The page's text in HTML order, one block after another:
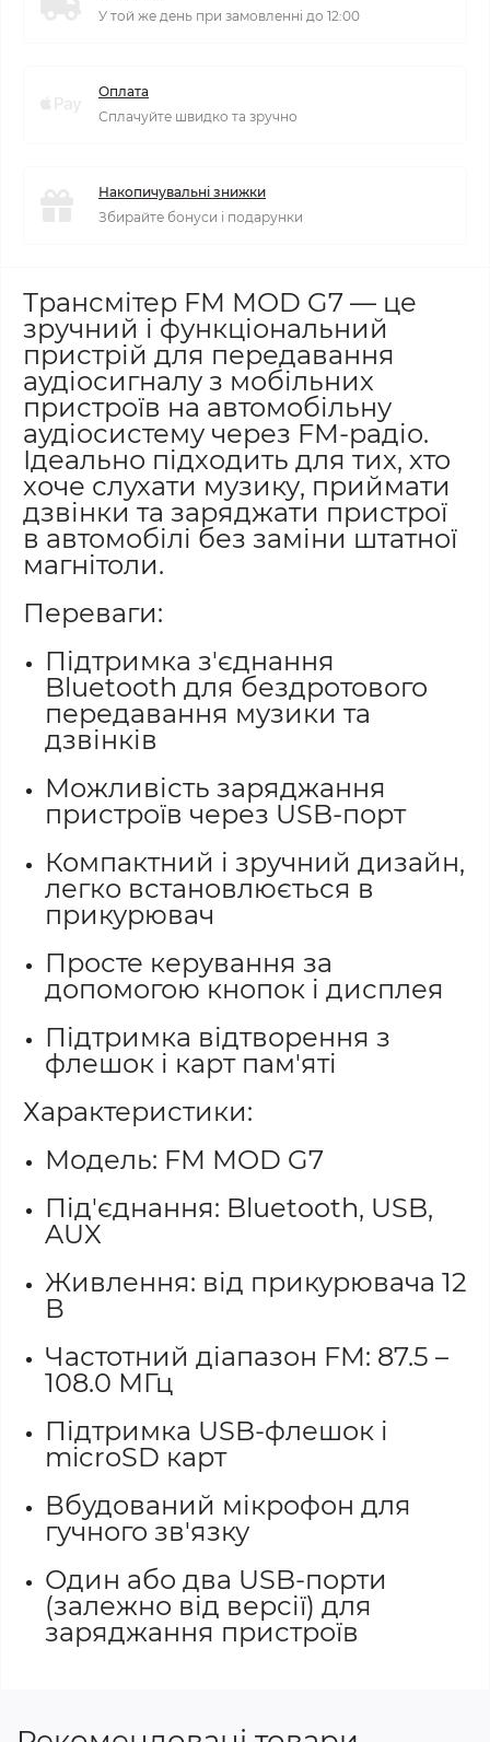
У той же день при замовленні до 12:00
Оплата
Сплачуйте швидко та зручно
Накопичувальні знижки
Збирайте бонуси і подарунки
Трансмітер FM MOD G7 — це
зручний і функціональний
пристрій для передавання
аудіосигналу з мобільних
пристроїв на автомобільну
аудіосистему через FM-радіо.
Ідеально підходить для тих, хто
хоче слухати музику, приймати
дзвінки та заряджати пристрої
в автомобілі без заміни штатної
магнітоли.
Переваги:
Підтримка з'єднання
Bluetooth для бездротового
передавання музики та
дзвінків
Можливість заряджання
пристроїв через USB-порт
Компактний і зручний дизайн,
легко встановлюється в
прикурювач
Просте керування за
допомогою кнопок і дисплея
Підтримка відтворення з
флешок і карт пам'яті
Характеристики:
Модель: FM MOD G7
Під'єднання: Bluetooth, USB,
AUX
Живлення: від прикурювача 12
В
Частотний діапазон FM: 87.5 –
108.0 МГц
Підтримка USB-флешок і
microSD карт
Вбудований мікрофон для
гучного зв'язку
Один або два USB-порти
(залежно від версії) для
заряджання пристроїв